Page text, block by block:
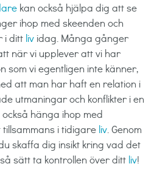
kan också hjälpa dig att se
ihop med skeenden och
i ditt liv idag. Många gånger
när vi upplever att vi har
som vi egentligen inte känner,
att man har haft en relation i
utmaningar och konflikter i en
hänga ihop med
i tidigare liv. Genom
skaffa dig insikt kring vad det
sätt ta kontrollen över ditt liv!